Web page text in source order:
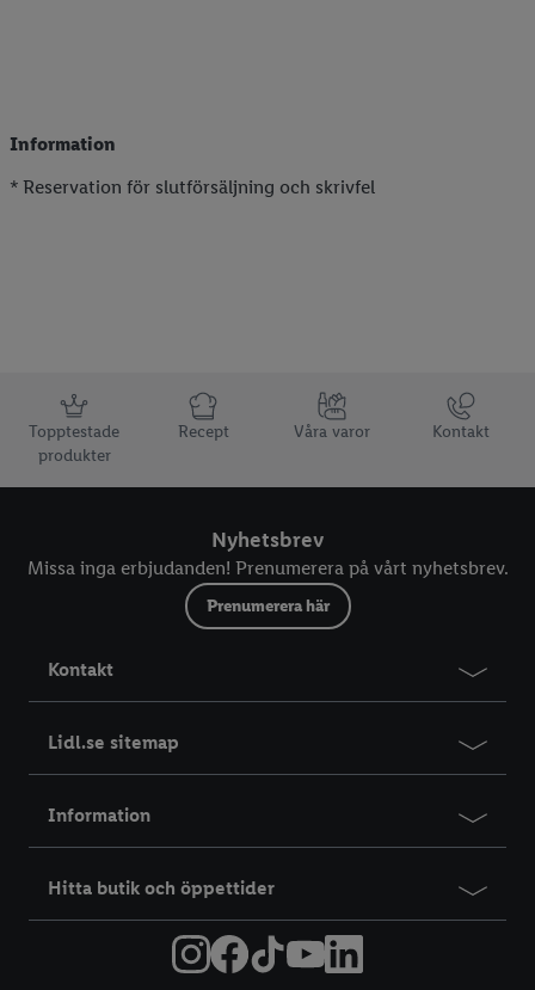
Information
* Reservation för slutförsäljning och skrivfel
Information
Topptestade
produkter
Recept Våra varor Kontakt
Nyhetsbrev
Missa inga erbjudanden! Prenumerera på vårt nyhetsbrev.
Prenumerera här
Kontakt
Lidl.se sitemap
Information
Hitta butik och öppettider